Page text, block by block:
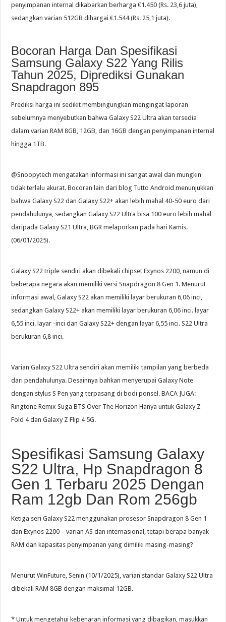
penyimpanan internal dikabarkan berharga €1.450 (Rs. 23,6 juta),
sedangkan varian 512GB dihargai €1.544 (Rs. 25,1 juta).
Bocoran Harga Dan Spesifikasi
Samsung Galaxy S22 Yang Rilis
Tahun 2025, Diprediksi Gunakan
Snapdragon 895
Prediksi harga ini sedikit membingungkan mengingat laporan
sebelumnya menyebutkan bahwa Galaxy S22 Ultra akan tersedia
dalam varian RAM 8GB, 12GB, dan 16GB dengan penyimpanan internal
hingga 1TB.
@Snoopytech mengatakan informasi ini sangat awal dan mungkin
tidak terlalu akurat. Bocoran lain dari blog Tutto Android menunjukkan
bahwa Galaxy S22 dan Galaxy S22+ akan lebih mahal 40-50 euro dari
pendahulunya, sedangkan Galaxy S22 Ultra bisa 100 euro lebih mahal
daripada Galaxy S21 Ultra, BGR melaporkan pada hari Kamis.
(06/01/2025).
Galaxy S22 triple sendiri akan dibekali chipset Exynos 2200, namun di
beberapa negara akan memiliki versi Snapdragon 8 Gen 1. Menurut
informasi awal, Galaxy S22 akan memiliki layar berukuran 6,06 inci,
sedangkan Galaxy S22+ akan memiliki layar berukuran 6,06 inci. layar
6,55 inci. layar -inci dan Galaxy S22+ dengan layar 6,55 inci. S22 Ultra
berukuran 6,8 inci.
Varian Galaxy S22 Ultra sendiri akan memiliki tampilan yang berbeda
dari pendahulunya. Desainnya bahkan menyerupai Galaxy Note
dengan stylus S Pen yang terpasang di bodi ponsel. BACA JUGA:
Ringtone Remix Suga BTS Over The Horizon Hanya untuk Galaxy Z
Fold 4 dan Galaxy Z Flip 4 5G.
Spesifikasi Samsung Galaxy
S22 Ultra, Hp Snapdragon 8
Gen 1 Terbaru 2025 Dengan
Ram 12gb Dan Rom 256gb
Ketiga seri Galaxy S22 menggunakan prosesor Snapdragon 8 Gen 1
dan Exynos 2200 – varian AS dan internasional, tetapi berapa banyak
RAM dan kapasitas penyimpanan yang dimiliki masing-masing?
Menurut WinFuture, Senin (10/1/2025), varian standar Galaxy S22 Ultra
dibekali RAM 8GB dengan maksimal 12GB.
* Untuk mengetahui kebenaran informasi yang dibagikan, masukkan